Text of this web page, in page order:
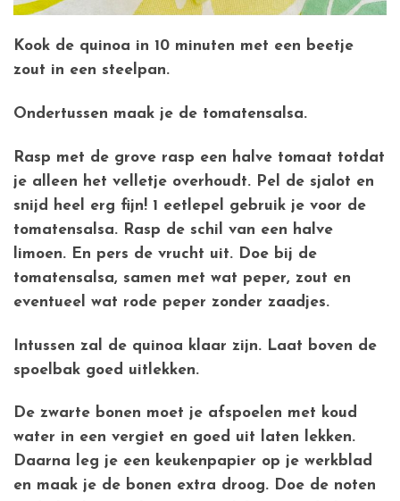
Kook de quinoa in 10 minuten met een beetje
zout in een steelpan.
Ondertussen maak je de tomatensalsa.
Rasp met de grove rasp een halve tomaat totdat
je alleen het velletje overhoudt. Pel de sjalot en
snijd heel erg fijn! 1 eetlepel gebruik je voor de
tomatensalsa. Rasp de schil van een halve
limoen. En pers de vrucht uit. Doe bij de
tomatensalsa, samen met wat peper, zout en
eventueel wat rode peper zonder zaadjes.
Intussen zal de quinoa klaar zijn. Laat boven de
spoelbak goed uitlekken.
De zwarte bonen moet je afspoelen met koud
water in een vergiet en goed uit laten lekken.
Daarna leg je een keukenpapier op je werkblad
en maak je de bonen extra droog. Doe de noten